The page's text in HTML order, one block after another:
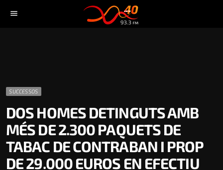
menu
SUCCESSOS
DOS HOMES DETINGUTS AMB
MÉS DE 2.300 PAQUETS DE
TABAC DE CONTRABAN I PROP
DE 29.000 EUROS EN EFECTIU